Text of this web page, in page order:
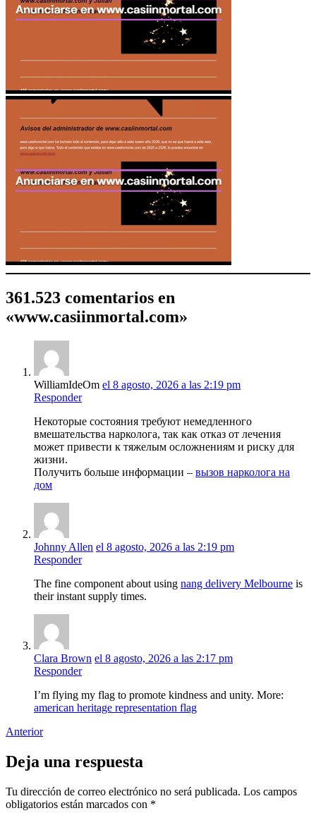
361.523 comentarios en
«www.casiinmortal.com»
WilliamIdeOm el 8 agosto, 2026 a las 2:19 pm
Responder
Некоторые состояния требуют немедленного
вмешательства нарколога, так как отказ от лечения
может привести к тяжелым осложнениям и риску для
жизни.
Получить больше информации – вызов нарколога на
дом
Johnny Allen el 8 agosto, 2026 a las 2:19 pm
Responder
The fine component about using nang delivery Melbourne is
their instant supply times.
Clara Brown el 8 agosto, 2026 a las 2:17 pm
Responder
I’m flying my flag to promote kindness and unity. More:
american heritage representation flag
Anterior
Deja una respuesta
Tu dirección de correo electrónico no será publicada. Los campos
obligatorios están marcados con *